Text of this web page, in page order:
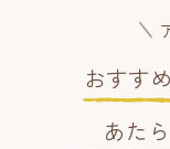
おすす
あた